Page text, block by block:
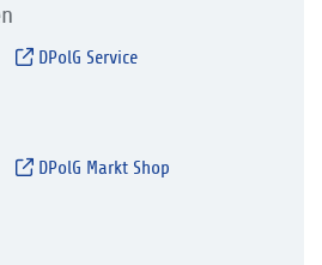
DPolG Service
DPolG Markt Shop